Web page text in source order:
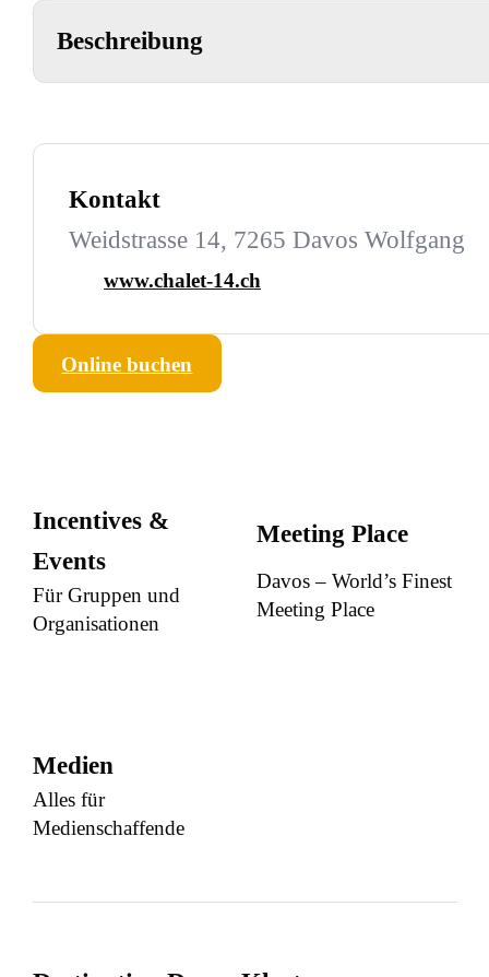
Beschreibung
Kontakt
Weidstrasse 14, 7265 Davos Wolfgang
www.chalet-14.ch
Online buchen
Incentives &
Events
Für Gruppen und
Organisationen
Meeting Place
Davos – World’s Finest
Meeting Place
Medien
Alles für
Medienschaffende